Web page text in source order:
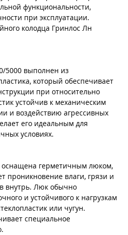
функциональности,
при эксплуатации.
колодца Гринлос Лн
5000 выполнен из
который обеспечивает
при относительно
устойчив к механическим
и воздействию агрессивных
его идеальным для
условиях.
оснащена герметичным люком,
проникновение влаги, грязи и
внутрь. Люк обычно
и устойчивого к нагрузкам
или чугун.
специальное